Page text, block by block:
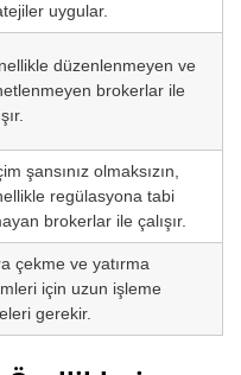
uygular.
düzenlenmeyen ve
brokerlar ile
şansınız olmaksızın,
regülasyona tabi
brokerlar ile çalışır.
çekme ve yatırma
için uzun işleme
gerekir.